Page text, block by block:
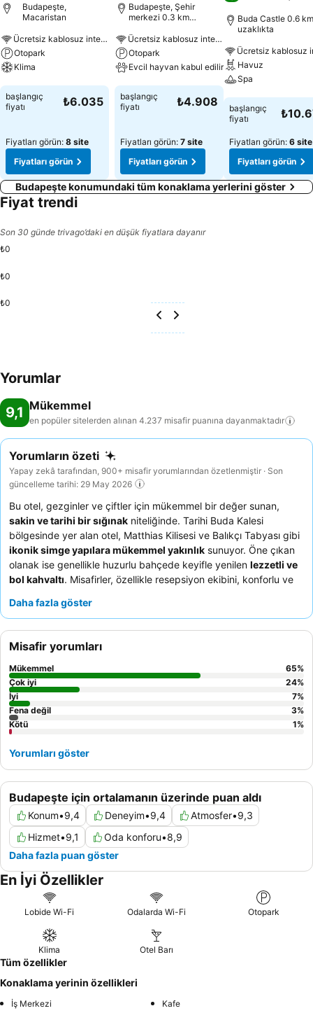
Budapeşte,
Macaristan
Ücretsiz kablosuz internet
Otopark
Klima
Fiyatları görün
başlangıç
fiyatı
₺6.035
Fiyatları görün: 8 site
Fiyatları görün
Budapeşte, Şehir
merkezi 0.3 km
Ücretsiz kablosuz internet
Otopark
Evcil hayvan kabul edilir
Fiyatları görün
başlangıç
fiyatı
₺4.908
Fiyatları görün: 7 site
Fiyatları görün
Buda Castle 0.6 km
uzaklıkta
Havuz
Spa
Fiyatları görün
başlangıç
fiyatı
Fiyatları görün: 6 site
Fiyatları görün
Budapeşte konumundaki tüm konaklama yerlerini göster
Fiyat trendi
Son 30 günde trivago’daki en düşük fiyatlara dayanır
₺0
₺0
₺0
Yorumlar
9,1 Mükemmel
en popüler sitelerden alınan 4.237 misafir puanına dayanmaktadır
Yorumların özeti
Yapay zekâ tarafından, 900+ misafir yorumlarından özetlenmiştir · Son
güncelleme tarihi: 29 May 2026
Bu otel, gezginler ve çiftler için mükemmel bir değer sunan,
sakin ve tarihi bir sığınak niteliğinde. Tarihi Buda Kalesi
bölgesinde yer alan otel, Matthias Kilisesi ve Balıkçı Tabyası gibi
ikonik simge yapılara mükemmel yakınlık sunuyor. Öne çıkan
olanak ise genellikle huzurlu bahçede keyifle yenilen lezzetli ve
bol kahvaltı. Misafirler, özellikle resepsiyon ekibini, konforlu ve
yardımsever personel
düşünebilirsiniz.
Daha fazla göster
Budapeşte için ortalamanın üzerinde puan aldı
Konum•9,4 Deneyim•9,4 Atmosfer•9,3
Hizmet•9,1 Oda konforu•8,9
Daha fazla puan göster
Misafir yorumları
Mükemmel 65%
Çok iyi
24%
İyi
7%
Fena değil
3%
Kötü
1%
Yorumları göster
En İyi Özellikler
Lobide Wi-Fi Odalarda Wi-Fi Otopark
Klima Otel Barı
Tüm özellikler
Konaklama yerinin özellikleri
İş Merkezi Kafe